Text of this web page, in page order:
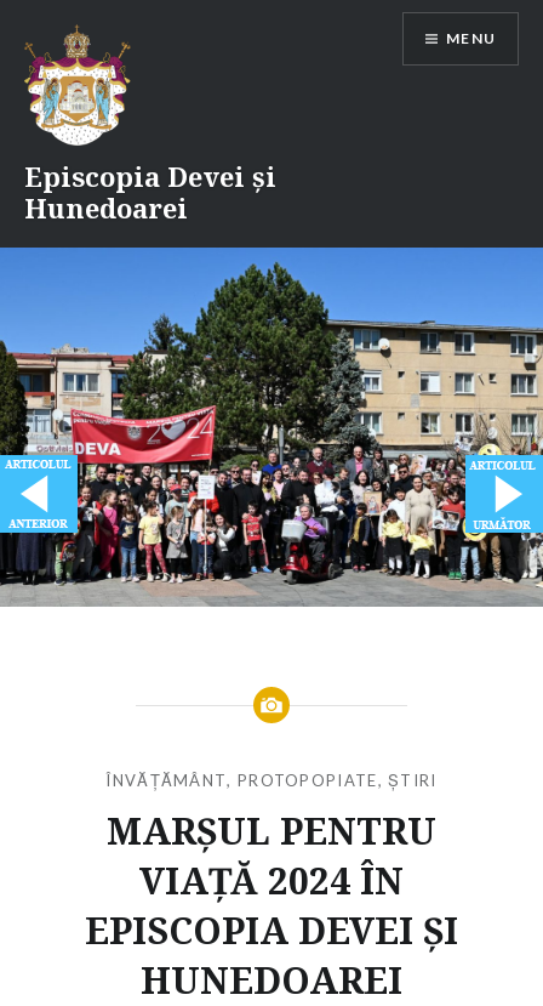
content
Episcopia Devei și
Hunedoarei
MENU
ÎNVĂȚĂMÂNT, PROTOPOPIATE,ȘTIRI
MARȘUL PENTRU
VIAȚĂ 2024 ÎN
EPISCOPIA DEVEI ȘI
HUNEDOAREI